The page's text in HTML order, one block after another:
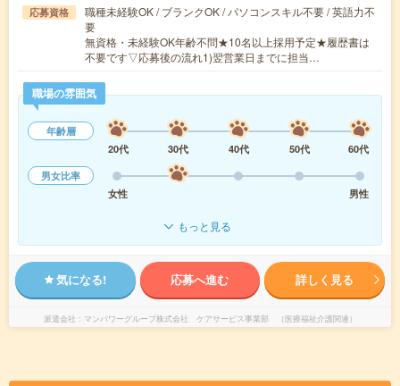
応募資格
職種未経験OK / ブランクOK / パソコンスキル不要 / 英語力不
要
無資格・未経験OK年齢不問★10名以上採用予定★履歴書は
不要です▽応募後の流れ1)翌営業日までに担当…
職場の雰囲気
年齢層
20代
30代 40代 50代
60代
男女比率
女性
男性
もっと見る
気になる! 応募へ進む 詳しく見る
派遣会社 マンパワーグループ株式会社 ケアサービス事業部 （医療福祉介護関連）